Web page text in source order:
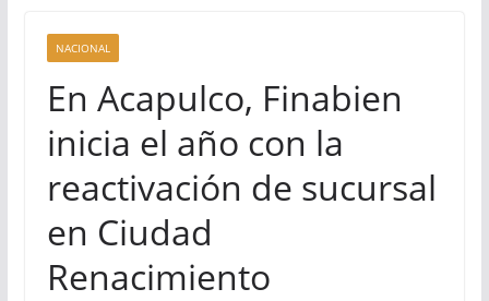
NACIONAL
En Acapulco, Finabien
inicia el año con la
reactivación de sucursal
en Ciudad
Renacimiento